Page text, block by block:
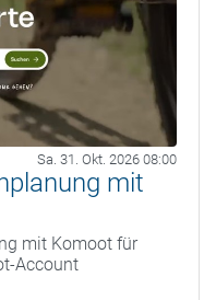
Sa. 31. Okt. 2026 08:00
mit
mit Komoot für
Account